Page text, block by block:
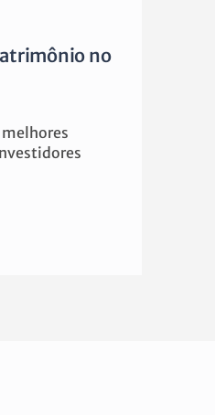
no
melhores